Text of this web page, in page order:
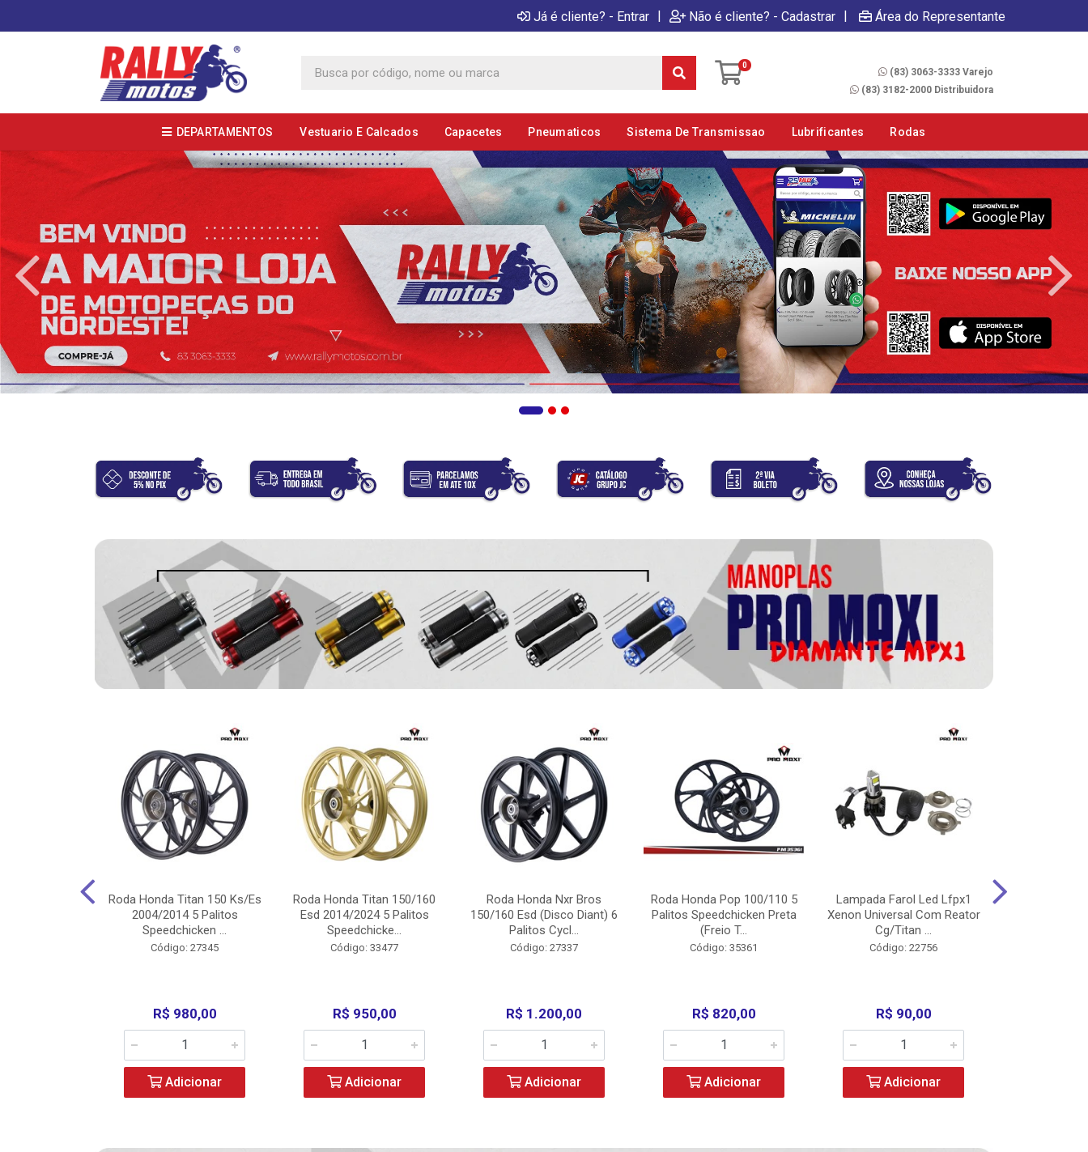
Já é cliente? - Entrar | Não é cliente? - Cadastrar | Área do Representante
0
(83) 3063-3333 Varejo
(83) 3182-2000 Distribuidora
DEPARTAMENTOS Vestuario E Calcados Capacetes Pneumaticos Sistema De Transmissao Lubrificantes Rodas
Roda Honda Titan 150 Ks/Es
2004/2014 5 Palitos
Speedchicken ...
Código: 27345
R$ 980,00
Adicionar
Roda Honda Titan 150/160
Esd 2014/2024 5 Palitos
Speedchicke...
Código: 33477
R$ 950,00
Adicionar
Roda Honda Nxr Bros
150/160 Esd (Disco Diant) 6
Palitos Cycl...
Código: 27337
R$ 1.200,00
Adicionar
Roda Honda Pop 100/110 5
Palitos Speedchicken Preta
(Freio T...
Código: 35361
R$ 820,00
Adicionar
Lampada Farol Led Lfpx1
Xenon Universal Com Reator
Cg/Titan ...
Código: 22756
R$ 90,00
Adicionar